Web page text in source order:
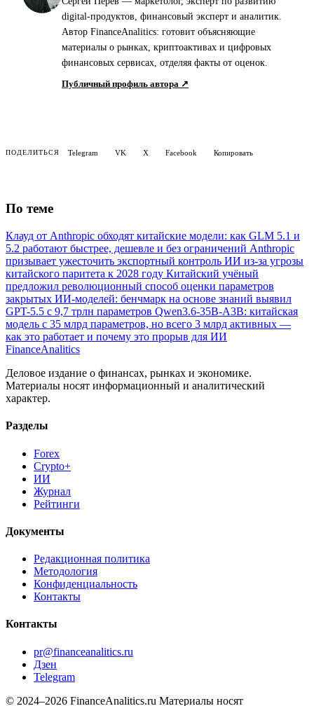
Автор FinanceAnalitics: готовит объясняющие
материалы о рынках, криптоактивах и цифровых
финансовых сервисах, отделяя факты от оценок.
Публичный профиль автора ↗
Клауд от Anthropic обходят китайские модели: как GLM 5.1 и
5.2 работают быстрее, дешевле и без ограничений
Anthropic
призывает ужесточить экспортный контроль ИИ из-за угрозы
китайского паритета к 2028 году Китайский учёный
предложил революционный способ оценки параметров
закрытых ИИ-моделей: бенчмарк на основе знаний выявил
GPT-5.5 с 9,7 трлн параметров Qwen3.6-35B-A3B: китайская
модель с 35 млрд параметров, но всего 3 млрд активных —
как это работает и почему это прорыв для ИИ
FinanceAnalitics
Деловое издание о финансах, рынках и экономике.
Материалы носят информационный и аналитический
характер.
Разделы
Crypto+
ИИ
Журнал
Рейтинги
Документы
Методология
Конфиденциальность
Контакты
Контакты
Дзен
Telegram
© 2024–2026 FinanceAnalitics.ru
информационный характер